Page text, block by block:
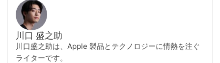
川口 盛之助
川口盛之助は、Apple 製品とテクノロジーに情熱を注ぐ
ライターです。